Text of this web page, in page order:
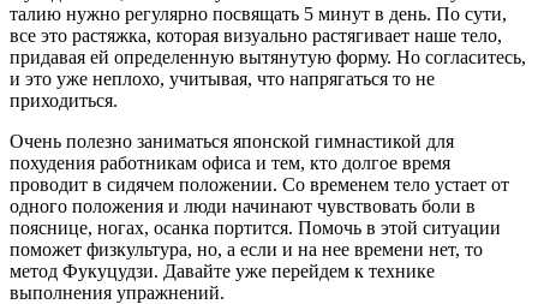
талию нужно регулярно посвящать 5 минут в день. По сути,
все это растяжка, которая визуально растягивает наше тело,
придавая ей определенную вытянутую форму. Но согласитесь,
и это уже неплохо, учитывая, что напрягаться то не
приходиться.
Очень полезно заниматься японской гимнастикой для
похудения работникам офиса и тем, кто долгое время
проводит в сидячем положении. Со временем тело устает от
одного положения и люди начинают чувствовать боли в
пояснице, ногах, осанка портится. Помочь в этой ситуации
поможет физкультура, но, а если и на нее времени нет, то
метод Фукуцудзи. Давайте уже перейдем к технике
выполнения упражнений.